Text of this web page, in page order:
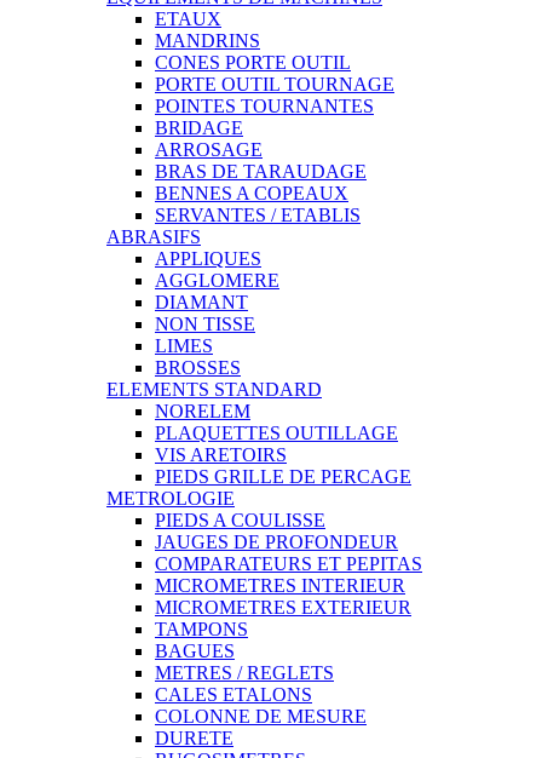
ETAUX
MANDRINS
CONES PORTE OUTIL
PORTE OUTIL TOURNAGE
POINTES TOURNANTES
BRIDAGE
ARROSAGE
BRAS DE TARAUDAGE
BENNES A COPEAUX
SERVANTES / ETABLIS
ABRASIFS
APPLIQUES
AGGLOMERE
DIAMANT
NON TISSE
LIMES
BROSSES
ELEMENTS STANDARD
NORELEM
PLAQUETTES OUTILLAGE
VIS ARETOIRS
PIEDS GRILLE DE PERCAGE
METROLOGIE
PIEDS A COULISSE
JAUGES DE PROFONDEUR
COMPARATEURS ET PEPITAS
MICROMETRES INTERIEUR
MICROMETRES EXTERIEUR
TAMPONS
BAGUES
METRES / REGLETS
CALES ETALONS
COLONNE DE MESURE
DURETE